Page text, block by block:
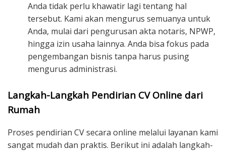
Anda tidak perlu khawatir lagi tentang hal
tersebut. Kami akan mengurus semuanya untuk
Anda, mulai dari pengurusan akta notaris, NPWP,
hingga izin usaha lainnya. Anda bisa fokus pada
pengembangan bisnis tanpa harus pusing
mengurus administrasi.
Langkah-Langkah Pendirian CV Online dari
Rumah
Proses pendirian CV secara online melalui layanan kami
sangat mudah dan praktis. Berikut ini adalah langkah-